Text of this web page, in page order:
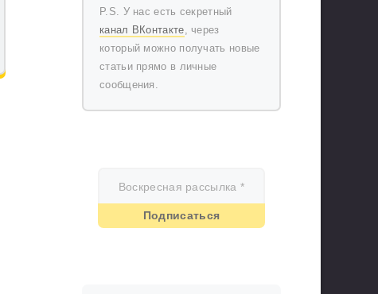
P.S. У нас есть секретный
канал ВКонтакте, через
который можно получать новые
статьи прямо в личные
сообщения.